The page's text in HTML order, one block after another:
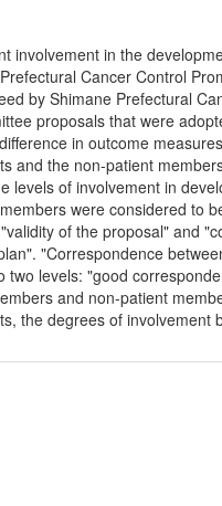
involvement in the
Cancer Control
by Shimane Prefectural
proposals that were
in outcome
and the non-patient
levels of involvement in
were considered to
of the proposal" and
"Correspondence
levels: "good
and non-patient
the degrees of involvement